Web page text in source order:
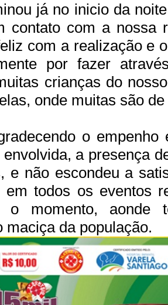
já no inicio da
contato com a nossa
com a realização e
por fazer
crianças do
onde muitas são
o
a presença
e não escondeu a
em todos os eventos
o momento, aonde
maciça da população.